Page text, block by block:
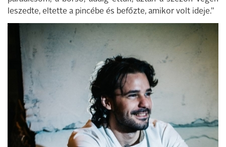
leszedte, eltette a pincébe és befőzte, amikor volt ideje.”